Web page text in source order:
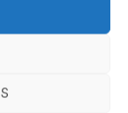
le
6 euros –